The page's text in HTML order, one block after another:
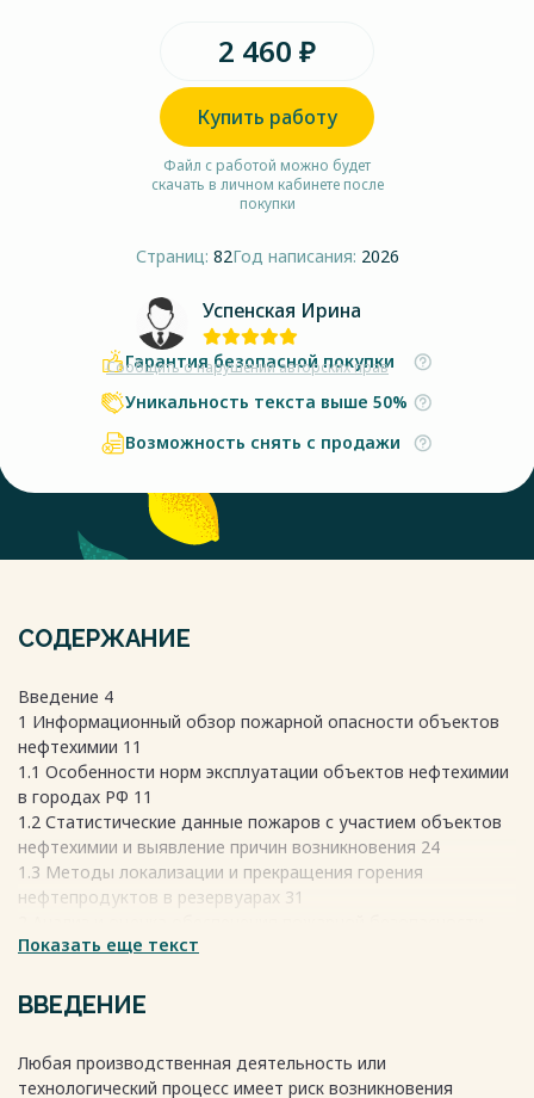
2 460 ₽
Купить работу
Файл с работой можно будет
скачать в личном кабинете после
покупки
Страниц: 82Год написания: 2026
Успенская Ирина
Сообщить о нарушении авторских прав
Гарантия безопасной покупки
Уникальность текста выше 50%
Возможность снять с продажи
СОДЕРЖАНИЕ
Введение 4
1 Информационный обзор пожарной опасности объектов
нефтехимии 11
1.1 Особенности норм эксплуатации объектов нефтехимии
в городах РФ 11
1.2 Статистические данные пожаров с участием объектов
нефтехимии и выявление причин возникновения 24
1.3 Методы локализации и прекращения горения
нефтепродуктов в резервуарах 31
объекта «Опытный завод Башнефть – УфаНефтехим» 38
38
2.2 Определение показателей степени и анализа риска на
2.3 Методы обеспечения пожарной безопасности
Показать еще текст
ВВЕДЕНИЕ
Любая производственная деятельность или
технологический процесс имеет риск возникновения